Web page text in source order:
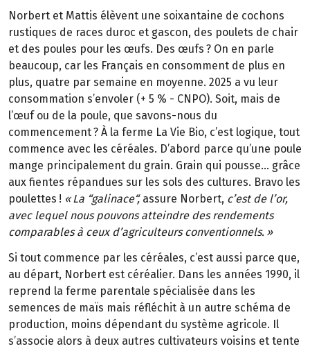
Norbert et Mattis élèvent une soixantaine de cochons
rustiques de races duroc et gascon, des poulets de chair
et des poules pour les œufs. Des œufs ? On en parle
beaucoup, car les Français en consomment de plus en
plus, quatre par semaine en moyenne. 2025 a vu leur
consommation s’envoler (+ 5 % - CNPO). Soit, mais de
l’œuf ou de la poule, que savons-nous du
commencement? À la ferme La Vie Bio, c’est logique, tout
commence avec les céréales. D’abord parce qu’une poule
mange principalement du grain. Grain qui pousse… grâce
aux fientes répandues sur les sols des cultures. Bravo les
poulettes ! « La “galinace“,assure Norbert, c’est de l’or,
avec lequel nous pouvons atteindre des rendements
comparables à ceux d’agriculteurs conventionnels. »
Si tout commence par les céréales, c’est aussi parce que,
au départ, Norbert est céréalier. Dans les années 1990, il
reprend la ferme parentale spécialisée dans les
semences de maïs mais réfléchit à un autre schéma de
production, moins dépendant du système agricole. Il
s’associe alors à deux autres cultivateurs voisins et tente